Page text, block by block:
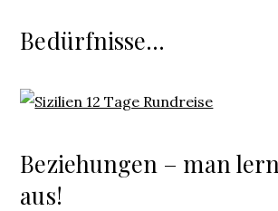
Bedürfnisse…
Beziehungen – man
aus!